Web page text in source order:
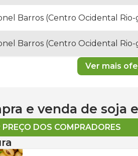
Barros (Centro Ocidental Rio-
Barros (Centro Ocidental Rio-
Ver mais
e venda de soja
PREÇO DOS COMPRADORES